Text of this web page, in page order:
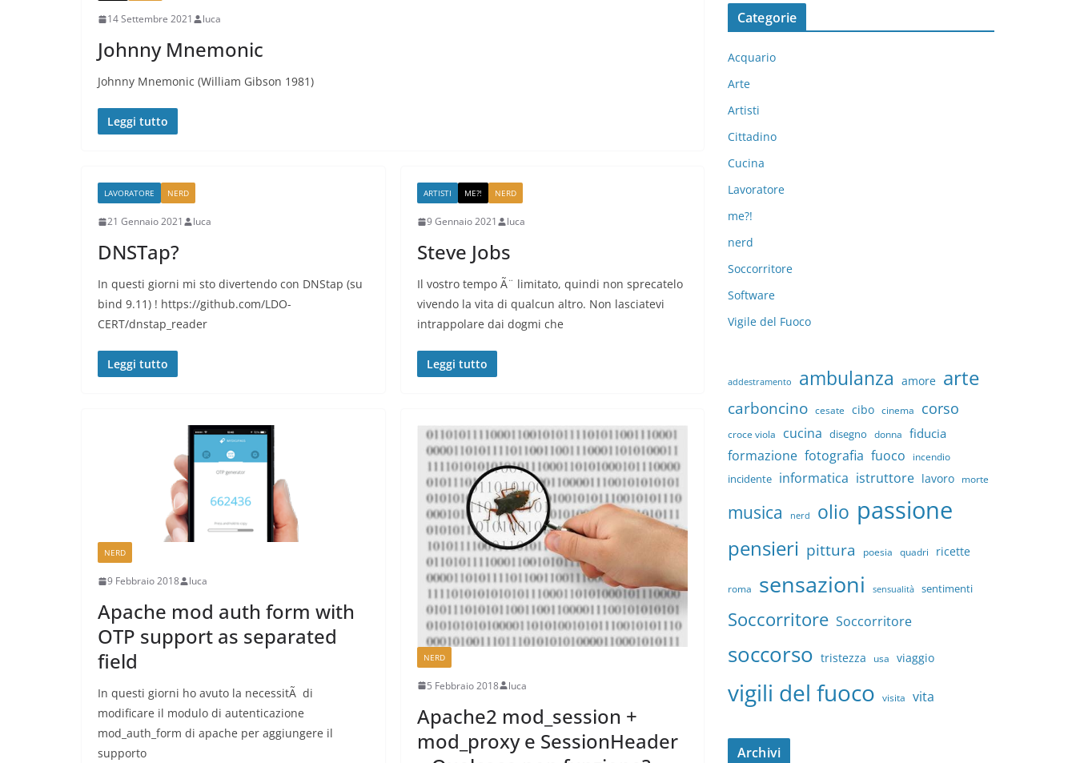
14 Settembre 2021 luca
Johnny Mnemonic
Johnny Mnemonic (William Gibson 1981)
Leggi tutto
LAVORATORE NERD
21 Gennaio 2021 luca
DNSTap?
In questi giorni mi sto divertendo con DNStap (su
bind 9.11) ! https://github.com/LDO-
CERT/dnstap_reader
Leggi tutto
ARTISTI ME?! NERD
9 Gennaio 2021 luca
Steve Jobs
Il vostro tempo Ã¨ limitato, quindi non sprecatelo
vivendo la vita di qualcun altro. Non lasciatevi
intrappolare dai dogmi che
Leggi tutto
NERD
9 Febbraio 2018 luca
Apache mod auth form with
OTP support as separated
field
In questi giorni ho avuto la necessitÃ di
modificare il modulo di autenticazione
mod_auth_form di apache per aggiungere il
supporto
NERD
5 Febbraio 2018 luca
Apache2 mod_session +
mod_proxy e SessionHeader
Categorie
Acquario
Arte
Artisti
Cittadino
Cucina
Lavoratore
me?!
nerd
Soccorritore
Software
Vigile del Fuoco
addestramento ambulanza amore arte
carboncino cesate cibo cinema corso
croce viola cucina disegno donna fiducia
formazione fotografia fuoco incendio
incidente informatica istruttore lavoro morte
musica nerd olio passione
pensieri pittura poesia quadri ricette
roma sensazioni sensualità sentimenti
Soccorritore Soccorritore
soccorso tristezza usa viaggio
vigili del fuoco visita vita
Archivi